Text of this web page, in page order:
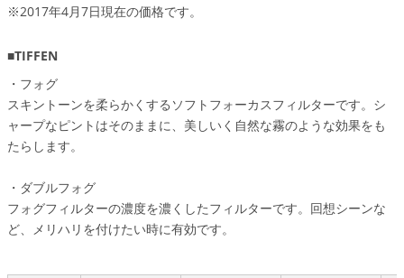
※2017年4月7日現在の価格です。
■TIFFEN
・フォグ
スキントーンを柔らかくするソフトフォーカスフィルターです。シ
ャープなピントはそのままに、美しいく自然な霧のような効果をも
たらします。
・ダブルフォグ
フォグフィルターの濃度を濃くしたフィルターです。回想シーンな
ど、メリハリを付けたい時に有効です。